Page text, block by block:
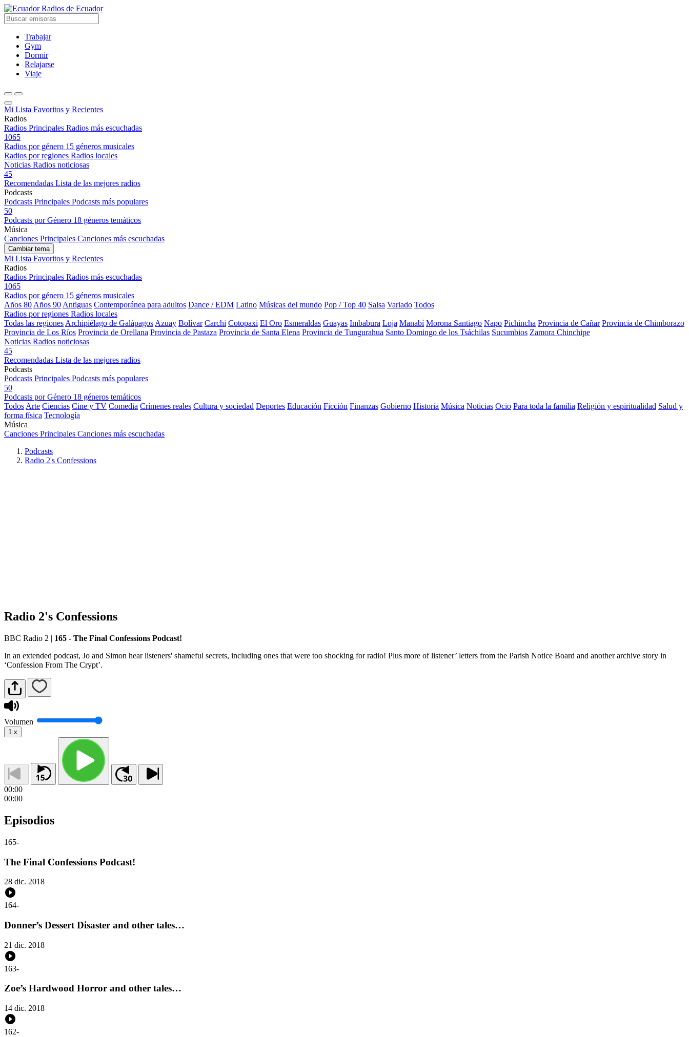
Radios de Ecuador
Trabajar
Gym
Dormir
Relajarse
Viaje
Mi Lista Favoritos y Recientes
Radios
Radios Principales Radios más escuchadas
1065
Radios por género 15 géneros musicales
Radios por regiones Radios locales
Noticias Radios noticiosas
45
Recomendadas Lista de las mejores radios
Podcasts
Podcasts Principales Podcasts más populares
50
Podcasts por Género 18 géneros temáticos
Música
Canciones Principales Canciones más escuchadas
Cambiar tema
Mi Lista Favoritos y Recientes
Radios
Radios Principales Radios más escuchadas
1065
Radios por género 15 géneros musicales
Años 80 Años 90 Antiguas Contemporánea para adultos Dance / EDM Latino Músicas del mundo Pop / Top 40 Salsa Variado Todos
Radios por regiones Radios locales
Todas las regiones Archipiélago de Galápagos Azuay Bolívar Carchi Cotopaxi El Oro Esmeraldas Guayas Imbabura Loja Manabí Morona Santiago Napo Pichincha Provincia de Cañar Provincia de Chimborazo
Provincia de Los Ríos Provincia de Orellana Provincia de Pastaza Provincia de Santa Elena Provincia de Tungurahua Santo Domingo de los Tsáchilas Sucumbios Zamora Chinchipe
Noticias Radios noticiosas
45
Recomendadas Lista de las mejores radios
Podcasts
Podcasts Principales Podcasts más populares
50
Podcasts por Género 18 géneros temáticos
Todos Arte Ciencias Cine y TV Comedia Crímenes reales Cultura y sociedad Deportes Educación Ficción Finanzas Gobierno Historia Música Noticias Ocio Para toda la familia Religión y espiritualidad Salud y
forma física Tecnología
Música
Canciones Principales Canciones más escuchadas
Podcasts
Radio 2's Confessions
Radio 2's Confessions
BBC Radio 2 | 165 - The Final Confessions Podcast!
In an extended podcast, Jo and Simon hear listeners' shameful secrets, including ones that were too shocking for radio! Plus more of listener’ letters from the Parish Notice Board and another archive story in
‘Confession From The Crypt’.
Volumen
1 x
00:00
00:00
Episodios
165-
The Final Confessions Podcast!
28 dic. 2018
164-
Donner’s Dessert Disaster and other tales…
21 dic. 2018
163-
Zoe’s Hardwood Horror and other tales…
14 dic. 2018
162-